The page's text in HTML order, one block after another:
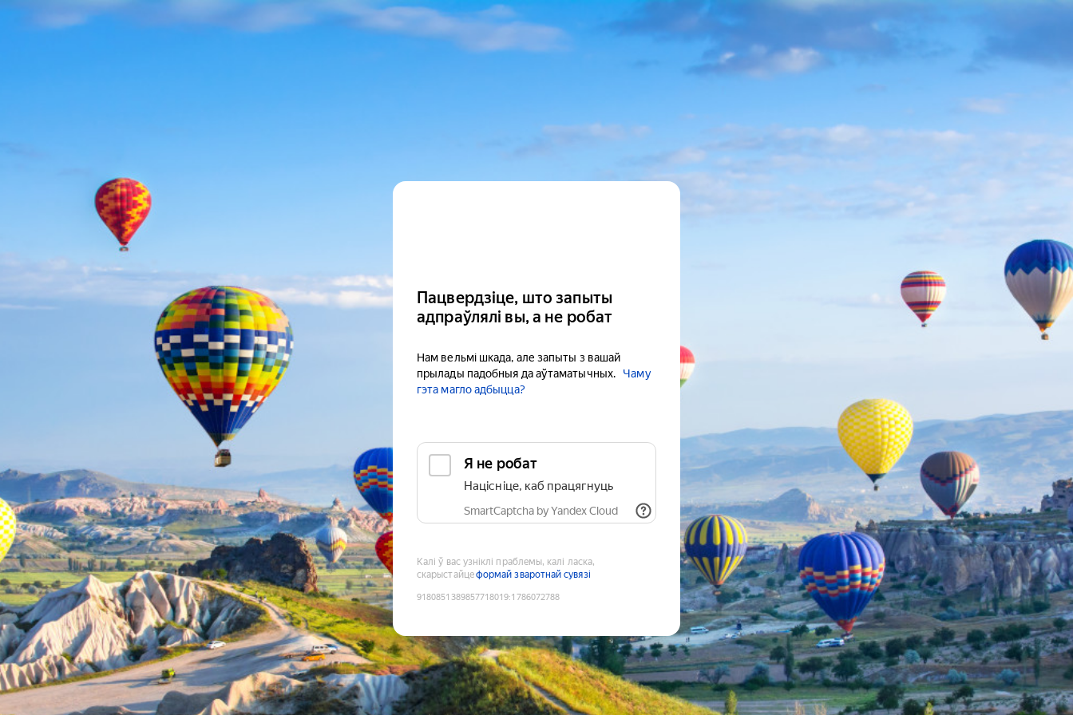
Пацвердзіце, што запыты
адпраўлялі вы, а не робат
Нам вельмі шкада, але запыты з вашай
прылады падобныя да аўтаматычных.
Чаму
гэта магло адбыцца?
Я не робат
Націсніце, каб працягнуць
SmartCaptcha by Yandex Cloud
Калі ў вас узніклі праблемы, калі ласка,
скарыстайцеформай зваротнай сувязі
9180851389857718019:1786072788